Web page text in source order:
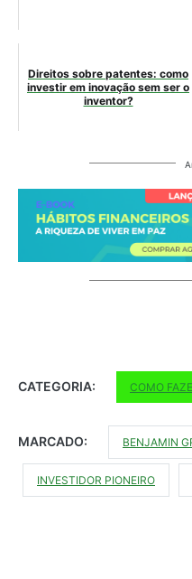
Direitos sobre patentes: como
investir em inovação sem ser o
inventor?
CATEGORIA: COMO
MARCADO: BENJAMIN
INVESTIDOR PIONEIRO